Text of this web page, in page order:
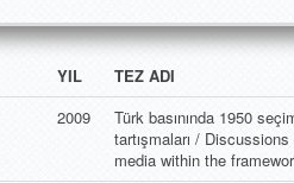
YIL
TEZ ADI
2009
Türk basınında 1950
tartışmaları /
media within the